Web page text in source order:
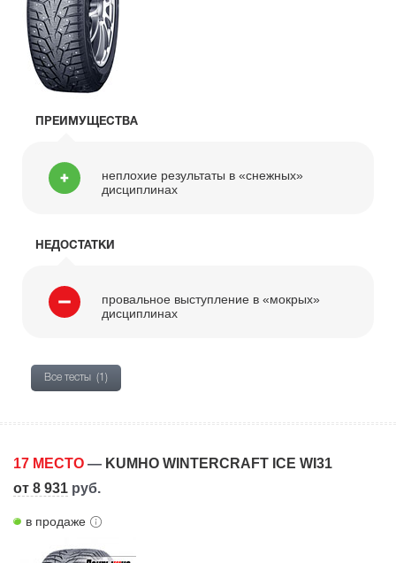
ПРЕИМУЩЕСТВА
неплохие результаты в «снежных»
дисциплинах
НЕДОСТАТКИ
провальное выступление в «мокрых»
дисциплинах
Все тесты (1)
17 МЕСТО — KUMHO WINTERCRAFT ICE WI31
от 8 931 руб.
в продаже